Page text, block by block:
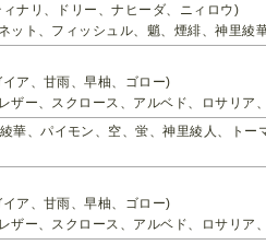
ナリ、ドリー、ナヒーダ、ニィロウ)
ット、フィッシュル、魈、煙緋、神里
ア、甘雨、早柚、ゴロー)
ザー、スクロース、アルベド、ロサリ
華、パイモン、空、蛍、神里綾人、ト
ア、甘雨、早柚、ゴロー)
ザー、スクロース、アルベド、ロサリ